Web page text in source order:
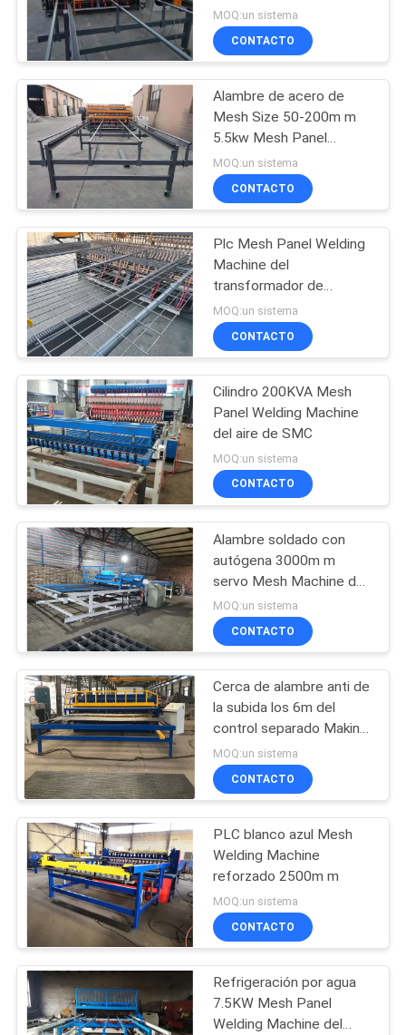
PIDA
UNA
CITA
MAPA
DEL
SITIO
PRIVACY
POLICY
máquina fija de la
cerca del nudo
33
Construcción Mesh
Welding Machine
23
Soldadora de la
malla del rollo
máquina soldada
con autógena de la
malla de alambre
soldadora de rejilla
de acero
del alambre cruzado
5.5kw
MOQ:un sistema
CONTACTO
Alambre de acero de
Mesh Size 50-200m m
5.5kw Mesh Panel
Welding Machine
MOQ:un sistema
CONTACTO
Plc Mesh Panel Welding
Machine del
transformador de
soldadura 160kva
Panasonic
MOQ:un sistema
CONTACTO
Cilindro 200KVA Mesh
Panel Welding Machine
del aire de SMC
MOQ:un sistema
CONTACTO
Alambre soldado con
autógena 3000m m
servo Mesh Machine del
motor 1.5T
MOQ:un sistema
CONTACTO
Cerca de alambre anti de
la subida los 6m del
control separado Making
Machine
MOQ:un sistema
CONTACTO
PLC blanco azul Mesh
Welding Machine
reforzado 2500m m
MOQ:un sistema
CONTACTO
Refrigeración por agua
7.5KW Mesh Panel
Welding Machine del